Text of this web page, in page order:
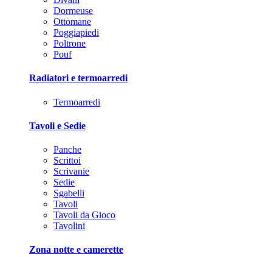
Dormeuse
Ottomane
Poggiapiedi
Poltrone
Pouf
Radiatori e termoarredi
Termoarredi
Tavoli e Sedie
Panche
Scrittoi
Scrivanie
Sedie
Sgabelli
Tavoli
Tavoli da Gioco
Tavolini
Zona notte e camerette